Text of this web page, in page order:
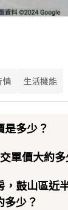
情 生活機能
是多少？
單價大約多
鼓山區近
多少？